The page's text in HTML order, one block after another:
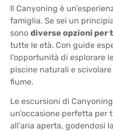
Il Canyoning è
famiglia. Se sei un
sono diverse opzioni per
tutte le età. Con guide
l’opportunità di esplorare
piscine naturali e
fiume.
Le escursioni di
un’occasione perfetta per
all’aria aperta, godendosi